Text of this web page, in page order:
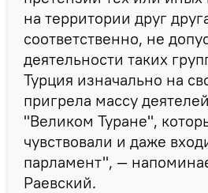
на территории друг
соответственно, не
деятельности таких
Турция изначально на
пригрела массу
"Великом Туране",
чувствовали и даже
парламент", —
Раевский.